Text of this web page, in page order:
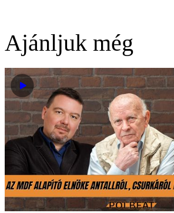
Ajánljuk még